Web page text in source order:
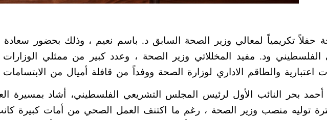
حفلاً تكريمياً لمعالي وزير الصحة السابق د. باسم نعيم ، وذلك بحضور سعادة
ود. مفيد المخللاتي وزير الصحة ، وعدد كبير من ممثلي
اعتبارية والطاقم الاداري لوزارة الصحة ووفداً من قافلة أميال من الابتسامات 16.
أحمد بحر النائب الأول لرئيس المجلس التشريعي الفلسطيني، أشاد بمسيرة
توليه منصب وزير الصحة ، رغم ما اكتنف العمل الصحي من أمات كبيرة كانت